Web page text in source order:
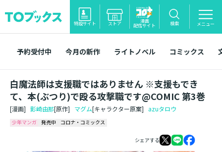
特設サイト ストア 漫画
配信サイト 検索 メニュー
予約受付中 今月の新作 ライトノベル コミックス
白魔法師は支援職ではありません ※支援もでき
て、本(ぶつり)で殴る攻撃職です@COMIC 第3巻
[漫画] 影崎由那[原作] マグム[キャラクター原案] azuタロウ
少年マンガ 発売中 コロナ・コミックス
シェアする